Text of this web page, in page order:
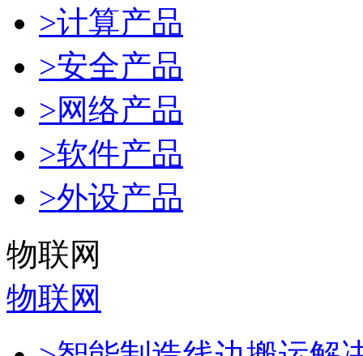
>计算产品
>安全产品
>网络产品
>软件产品
>外设产品
物联网
物联网